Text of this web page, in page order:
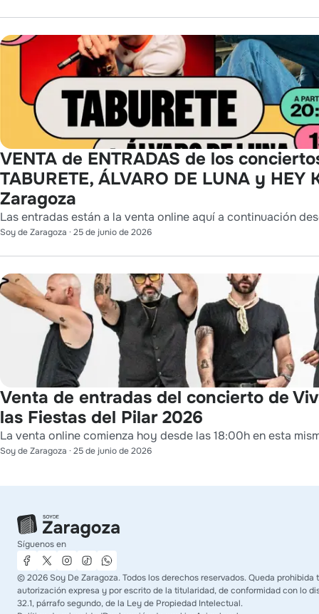
VENTA de ENTRADAS de los
TABURETE, ÁLVARO DE LUNA y HEY
Zaragoza
Las entradas están a la venta online aquí a continuación
Soy de Zaragoza · 25 de junio de 2026
Venta de entradas del concierto de
las Fiestas del Pilar 2026
La venta online comienza hoy desde las 18:00h en esta
Soy de Zaragoza · 25 de junio de 2026
Síguenos en
©2026 Soy De Zaragoza. Todos los derechos reservados. Queda
autorización expresa y por escrito de la titularidad, de conformidad con lo
32.1, párrafo segundo, de la Ley de Propiedad Intelectual.